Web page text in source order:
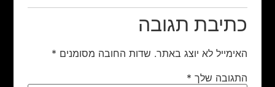
כתיבת תגובה
האימייל לא יוצג באתר. שדות החובה מסומנים *
התגובה שלך *